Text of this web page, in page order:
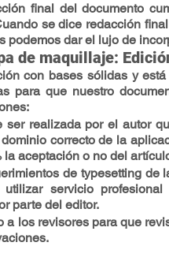
final del documento
se dice redacción
podemos dar el lujo de
de maquillaje:
con bases sólidas y
para que nuestro
ser realizada por el autor
correcto de la
aceptación o no del
de typesetting de
servicio
parte del editor.
a los revisores para que